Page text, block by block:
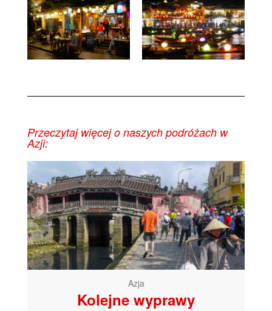
Przeczytaj więcej o naszych podróżach w
Azji:
Azja
Kolejne wyprawy